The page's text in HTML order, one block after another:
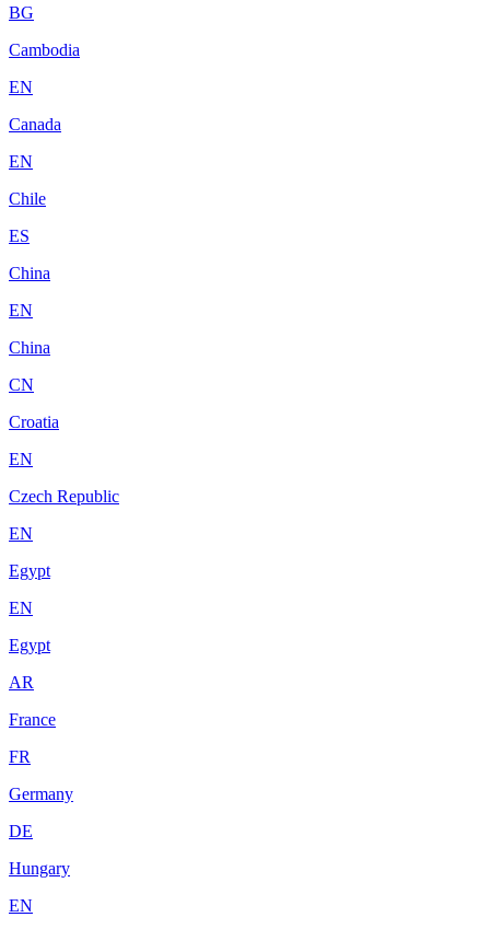
BG
Cambodia
EN
Canada
EN
Chile
ES
China
EN
China
CN
Croatia
EN
Czech Republic
EN
Egypt
EN
Egypt
AR
France
FR
Germany
DE
Hungary
EN